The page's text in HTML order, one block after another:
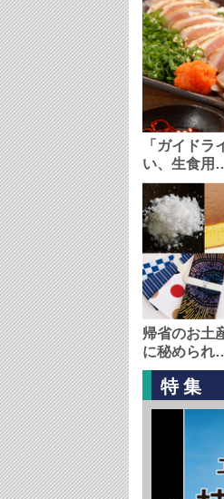
「ガイドラ
い、生食用
帰省のお土
に秘められ
特集